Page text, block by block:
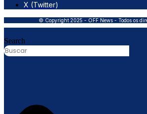
X (Twitter)
© Copyright 2025 - OFF News - Todos os
Search